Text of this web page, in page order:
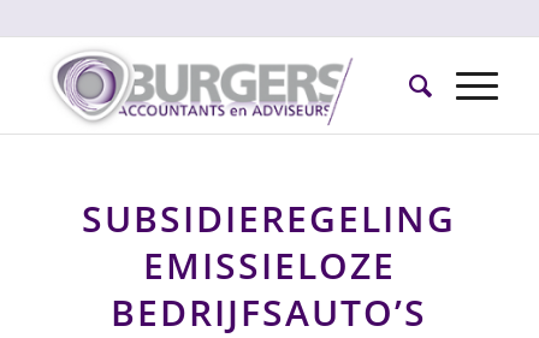
SUBSIDIEREGELING
EMISSIELOZE
BEDRIJFSAUTO’S